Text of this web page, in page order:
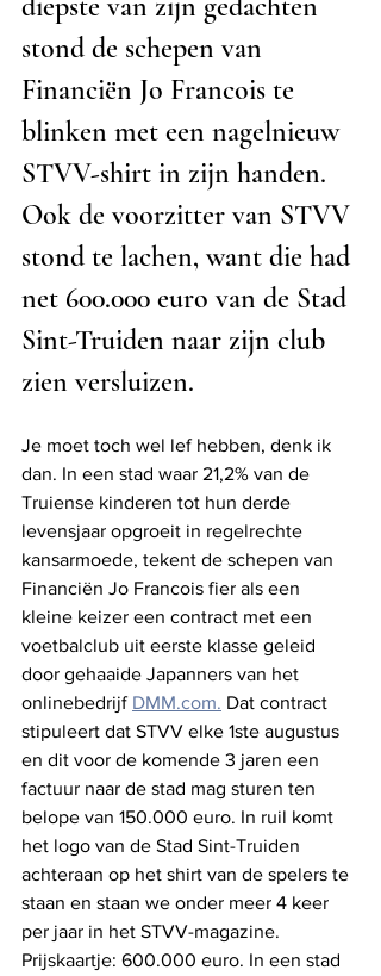
stond de schepen van
Financiën Jo Francois te
blinken met een nagelnieuw
STVV-shirt in zijn handen.
Ook de voorzitter van STVV
stond te lachen, want die had
net 600.000 euro van de Stad
Sint-Truiden naar zijn club
zien versluizen.
Je moet toch wel lef hebben, denk ik
dan. In een stad waar 21,2% van de
Truiense kinderen tot hun derde
levensjaar opgroeit in regelrechte
kansarmoede, tekent de schepen van
Financiën Jo Francois fier als een
kleine keizer een contract met een
voetbalclub uit eerste klasse geleid
door gehaaide Japanners van het
onlinebedrijf DMM.com. Dat contract
stipuleert dat STVV elke 1ste augustus
en dit voor de komende 3 jaren een
factuur naar de stad mag sturen ten
belope van 150.000 euro. In ruil komt
het logo van de Stad Sint-Truiden
achteraan op het shirt van de spelers te
staan en staan we onder meer 4 keer
per jaar in het STVV-magazine.
Prijskaartje: 600.000 euro. In een stad